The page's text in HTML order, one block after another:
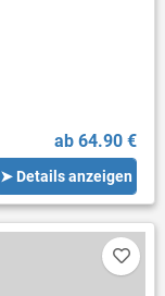
ab 64.90 €
➤ Details anzeigen